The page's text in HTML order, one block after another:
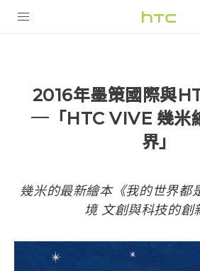
G REIGNS
VIVERSE
焦點訊息
銷售門市
2016年墨策國際與
─「HTC VIVE 幾米
界」
幾米的最新繪本《我的世界都
境 文創與科技的創